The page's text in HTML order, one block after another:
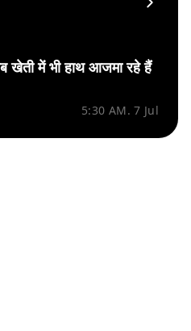
खेती में भी हाथ आजमा रहे हैं
5:30 AM. 7 Jul